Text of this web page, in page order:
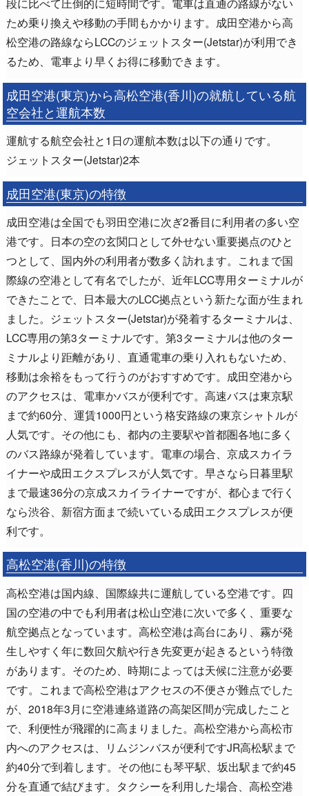
ため乗り換えや移動の手間もかかります。成田空港から高
松空港の路線ならLCCのジェットスター(Jetstar)が利用でき
るため、電車より早くお得に移動できます。
成田空港(東京)から高松空港(香川)の就航している航
空会社と運航本数
運航する航空会社と1日の運航本数は以下の通りです。
ジェットスター(Jetstar)2本
成田空港(東京)の特徴
成田空港は全国でも羽田空港に次ぎ2番目に利用者の多い空
港です。日本の空の玄関口として外せない重要拠点のひと
つとして、国内外の利用者が数多く訪れます。これまで国
際線の空港として有名でしたが、近年LCC専用ターミナルが
できたことで、日本最大のLCC拠点という新たな面が生まれ
ました。ジェットスター(Jetstar)が発着するターミナルは、
LCC専用の第3ターミナルです。第3ターミナルは他のター
ミナルより距離があり、直通電車の乗り入れもないため、
移動は余裕をもって行うのがおすすめです。成田空港から
のアクセスは、電車かバスが便利です。高速バスは東京駅
まで約60分、運賃1000円という格安路線の東京シャトルが
人気です。その他にも、都内の主要駅や首都圏各地に多く
のバス路線が発着しています。電車の場合、京成スカイラ
イナーや成田エクスプレスが人気です。早さなら日暮里駅
まで最速36分の京成スカイライナーですが、都心まで行く
なら渋谷、新宿方面まで続いている成田エクスプレスが便
利です。
高松空港(香川)の特徴
高松空港は国内線、国際線共に運航している空港です。四
国の空港の中でも利用者は松山空港に次いで多く、重要な
航空拠点となっています。高松空港は高台にあり、霧が発
生しやすく年に数回欠航や行き先変更が起きるという特徴
があります。そのため、時期によっては天候に注意が必要
です。これまで高松空港はアクセスの不便さが難点でした
が、2018年3月に空港連絡道路の高架区間が完成したこと
で、利便性が飛躍的に高まりました。高松空港から高松市
内へのアクセスは、リムジンバスが便利ですJR高松駅まで
約40分で到着します。その他にも琴平駅、坂出駅まで約45
分を直通で結びます。タクシーを利用した場合、高松空港